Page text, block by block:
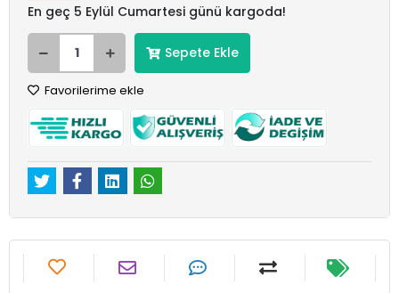
En geç 5 Eylül Cumartesi günü kargoda!
Sepete Ekle
Favorilerime ekle